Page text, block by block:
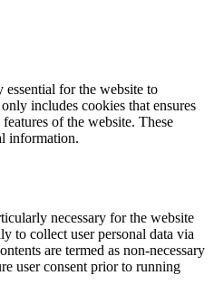
essential for the website to
includes cookies that ensures
of the website. These
information.
necessary for the website
to collect user personal data via
are termed as non-necessary
user consent prior to running